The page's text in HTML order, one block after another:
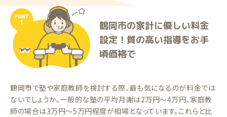
鶴岡市の家計に優しい料金
設定！質の高い指導をお手
頃価格で
鶴岡市で塾や家庭教師を検討する際、最も気になるのが料金では
ないでしょうか。一般的な塾の平均月謝は2万円〜4万円、家庭教
師の場合は3万円〜5万円程度が相場となっています。これらと比